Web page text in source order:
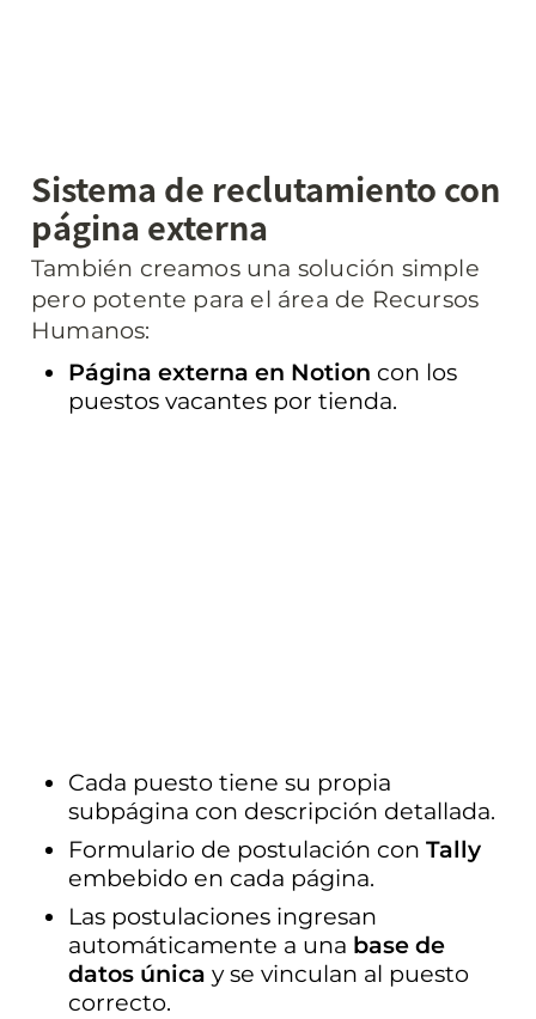
Sistema de reclutamiento con
página externa
También creamos una solución simple
pero potente para el área de Recursos
Humanos:
Página externa en Notion con los
puestos vacantes por tienda.
Cada puesto tiene su propia
subpágina con descripción detallada.
Formulario de postulación con Tally
embebido en cada página.
Las postulaciones ingresan
automáticamente a una base de
datos única y se vinculan al puesto
correcto.